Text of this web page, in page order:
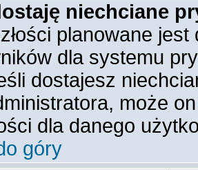
niechciane
planowane
dla systemu
dostajesz
może
dla danego
góry